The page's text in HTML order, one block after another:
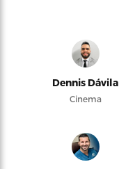
Dennis Dávila
Cinema